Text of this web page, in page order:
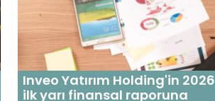
Inveo Yatırım Holding'in 2026
ilk yarı finansal raporuna